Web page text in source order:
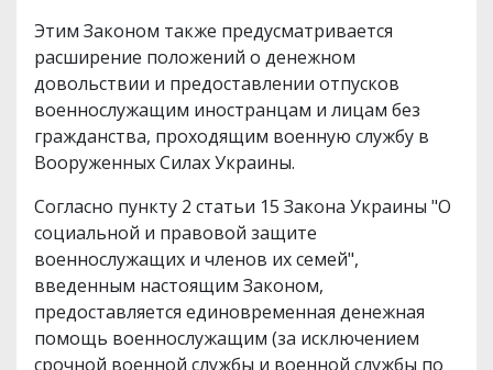
Этим Законом также предусматривается
расширение положений о денежном
довольствии и предоставлении отпусков
военнослужащим иностранцам и лицам без
гражданства, проходящим военную службу в
Вооруженных Силах Украины.
Согласно пункту 2 статьи 15 Закона Украины "О
социальной и правовой защите
военнослужащих и членов их семей",
введенным настоящим Законом,
предоставляется единовременная денежная
помощь военнослужащим (за исключением
срочной военной службы и военной службы по